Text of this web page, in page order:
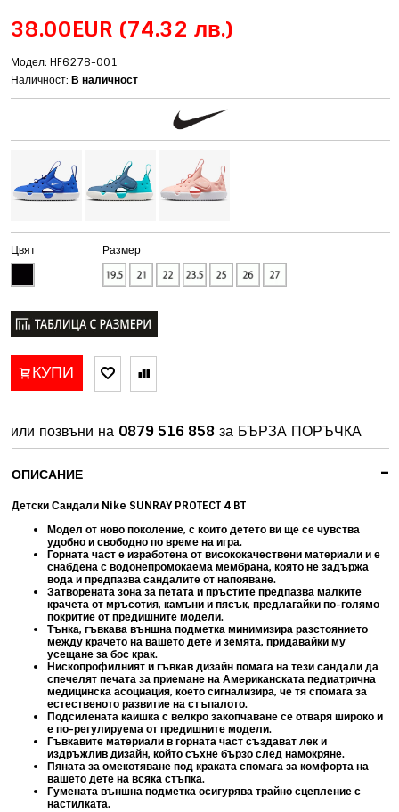
38.00EUR (74.32 лв.)
Модел: HF6278-001
Наличност:В наличност
Цвят Размер
КУПИ
или позвъни на 0879 516 858 за БЪРЗА ПОРЪЧКА
-
ОПИСАНИЕ
Детски Сандали Nike SUNRAY PROTECT 4 BT
Модел от ново поколение, с които детето ви ще се чувства
удобно и свободно по време на игра.
Горната част е изработена от висококачествени материали и е
снабдена с водонепромокаема мембрана, която не задържа
вода и предпазва сандалите от напояване.
Затворената зона за петата и пръстите предпазва малките
крачета от мръсотия, камъни и пясък, предлагайки по-голямо
покритие от предишните модели.
Тънка, гъвкава външна подметка минимизира разстоянието
между крачето на вашето дете и земята, придавайки му
усещане за бос крак.
Нископрофилният и гъвкав дизайн помага на тези сандали да
спечелят печата за приемане на Американската педиатрична
медицинска асоциация, което сигнализира, че тя спомага за
естественото развитие на стъпалото.
Подсилената каишка с велкро закопчаване се отваря широко и
е по-регулируема от предишните модели.
Гъвкавите материали в горната част създават лек и
издръжлив дизайн, който съхне бързо след намокряне.
Пяната за омекотяване под краката спомага за комфорта на
вашето дете на всяка стъпка.
Гумената външна подметка осигурява трайно сцепление с
настилката.